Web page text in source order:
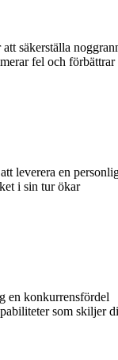
säkerställa
fel och förbättrar
leverera en
i sin tur ökar
en konkurrensfördel
som skiljer